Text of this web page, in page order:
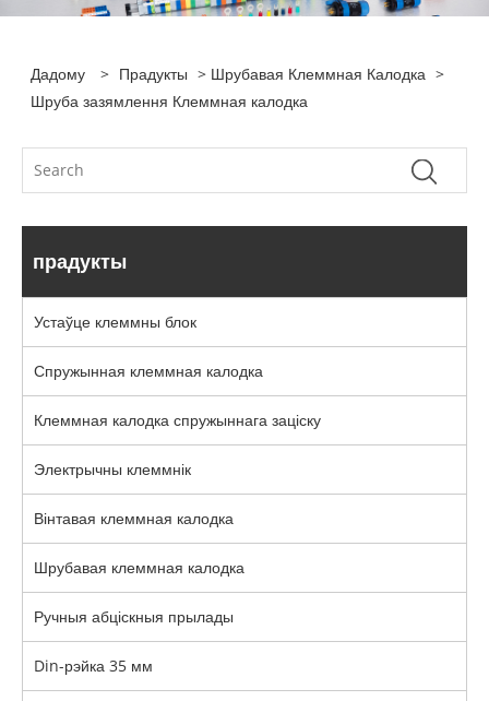
Дадому > Прадукты > Шрубавая Клеммная Калодка >
Шруба зазямлення Клеммная калодка
прадукты
Устаўце клеммны блок
Спружынная клеммная калодка
Клеммная калодка спружыннага заціску
Электрычны клеммнік
Вінтавая клеммная калодка
Шрубавая клеммная калодка
Ручныя абціскныя прылады
Din-рэйка 35 мм